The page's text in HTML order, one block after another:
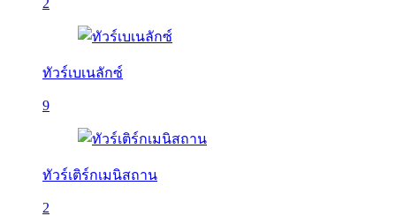
2
ทัวร์เบเนลักซ์
9
ทัวร์เติร์กเมนิสถาน
2